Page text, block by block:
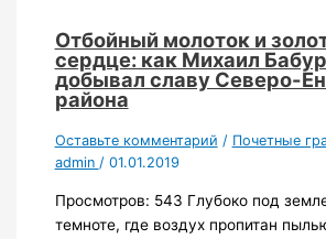
Отбойный молоток и
сердце: как Михаил
добывал славу Северо-
района
Оставьте комментарий / Почетные
admin / 01.01.2019
Просмотров: 543 Глубоко под
темноте, где воздух пропитан